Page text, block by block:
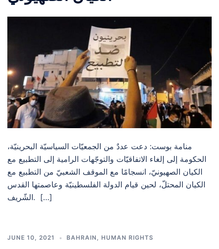
منامة بوست: دعت عددٌ من الجمعيّات السياسيّة البحرينيّة،
الحكومة إلى إلغاء الاتفاقيّات والتوجّهات الرامية إلى التطبيع مع
الكيان الصهيونيّ، انسجامًا مع الموقف الشعبيّ من التطبيع مع
الكيان المحتلّ، لحين قيام الدولة الفلسطينيّة وعاصمتها القدس
الشّريف. […]
JUNE 10, 2021 BAHRAIN , HUMAN RIGHTS